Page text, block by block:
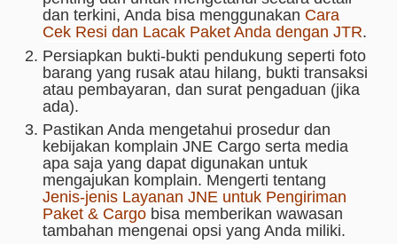
dan terkini, Anda bisa menggunakan Cara
Cek Resi dan Lacak Paket Anda dengan JTR.
Persiapkan bukti-bukti pendukung seperti foto
barang yang rusak atau hilang, bukti transaksi
atau pembayaran, dan surat pengaduan (jika
ada).
Pastikan Anda mengetahui prosedur dan
kebijakan komplain JNE Cargo serta media
apa saja yang dapat digunakan untuk
mengajukan komplain. Mengerti tentang
Jenis-jenis Layanan JNE untuk Pengiriman
Paket & Cargo bisa memberikan wawasan
tambahan mengenai opsi yang Anda miliki.